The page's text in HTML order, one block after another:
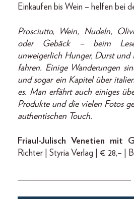
Einkaufen bis Wein – helfen bei
Prosciutto, Wein, Nudeln,
oder Gebäck – beim
unweigerlich Hunger, Durst und
fahren. Einige Wanderungen
und sogar ein Kapitel über
es. Man erfährt auch einiges
Produkte und die vielen Fotos
authentischen Touch.
Friaul-Julisch Venetien mit
Richter | Styria Verlag | € 28,– |
_________________________